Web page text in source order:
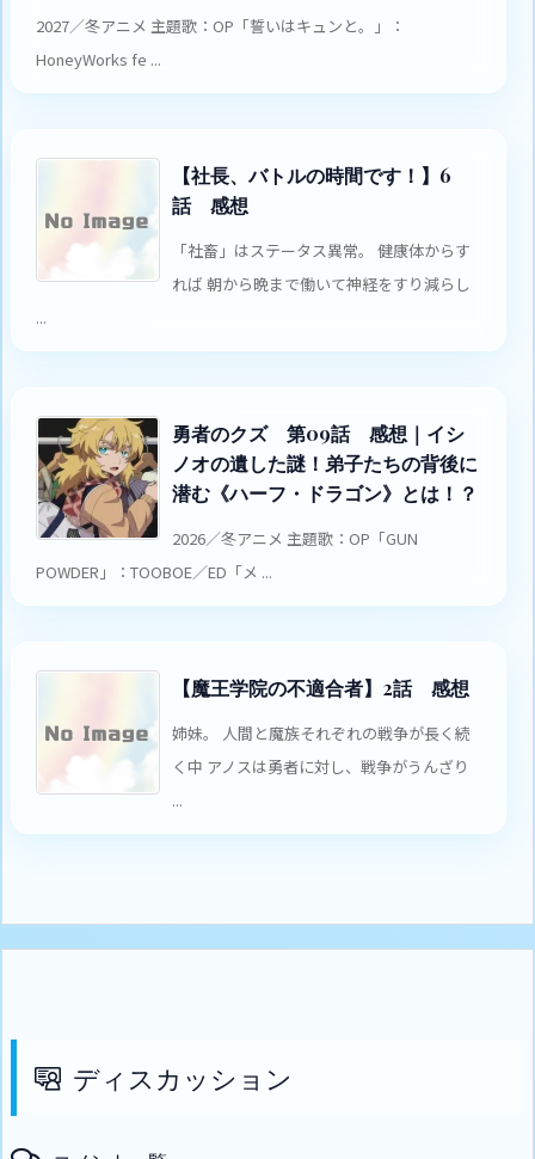
2027／冬アニメ 主題歌：OP「誓いはキュンと。」：
HoneyWorks fe ...
【社長、バトルの時間です！】6
話 感想
「社畜」はステータス異常。 健康体からす
れば 朝から晩まで働いて神経をすり減らし
...
勇者のクズ 第09話 感想｜イシ
ノオの遺した謎！弟子たちの背後に
潜む《ハーフ・ドラゴン》とは！？
2026／冬アニメ 主題歌：OP「GUN
POWDER」：TOOBOE／ED「メ ...
【魔王学院の不適合者】2話 感想
姉妹。 人間と魔族それぞれの戦争が長く続
く中 アノスは勇者に対し、戦争がうんざり
...
ディスカッション